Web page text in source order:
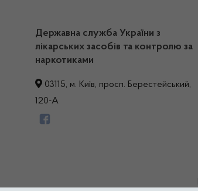
Державна служба України з
лікарських засобів та контролю за
наркотиками
03115, м. Київ, просп. Берестейський,
120-А